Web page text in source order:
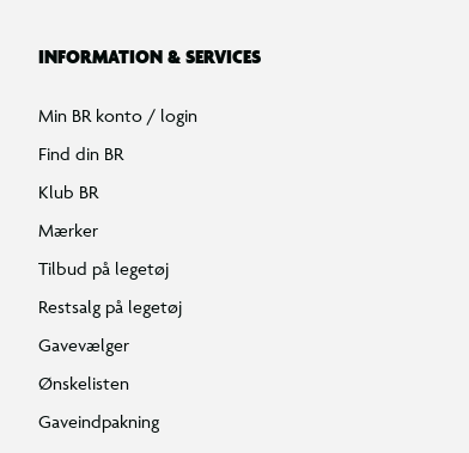
INFORMATION & SERVICES
Min BR konto / login
Find din BR
Klub BR
Mærker
Tilbud på legetøj
Restsalg på legetøj
Gavevælger
Ønskelisten
Gaveindpakning